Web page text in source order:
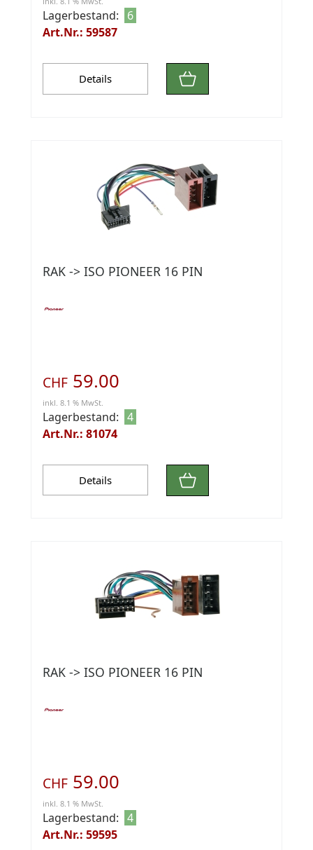
Lagerbestand:
6
Art.Nr.: 59587
Details
RAK -> ISO PIONEER 16 PIN
CHF 59.00
inkl. 8.1 % MwSt.
Lagerbestand: 4
Art.Nr.: 81074
Details
RAK -> ISO PIONEER 16 PIN
CHF 59.00
inkl. 8.1 % MwSt.
Lagerbestand: 4
Art.Nr.: 59595